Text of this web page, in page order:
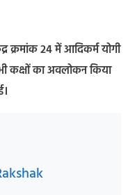
क्रमांक 24 में आदिकर्म योगी
कक्षों का अवलोकन किया